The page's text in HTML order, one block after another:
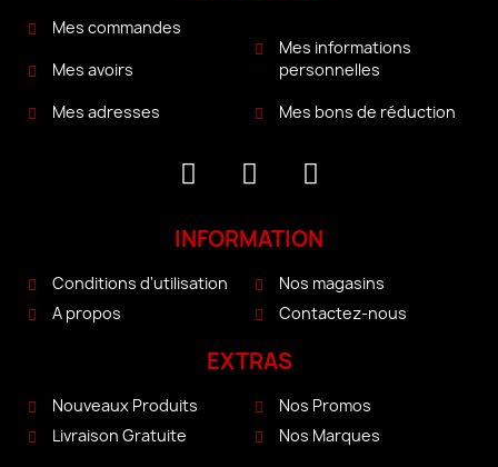
Mes commandes
Mes avoirs
Mes adresses
Mes informations
personnelles
Mes bons de réduction
INFORMATION
Conditions d'utilisation
A propos
Nos magasins
Contactez-nous
EXTRAS
Nouveaux Produits
Livraison Gratuite
Nos Promos
Nos Marques